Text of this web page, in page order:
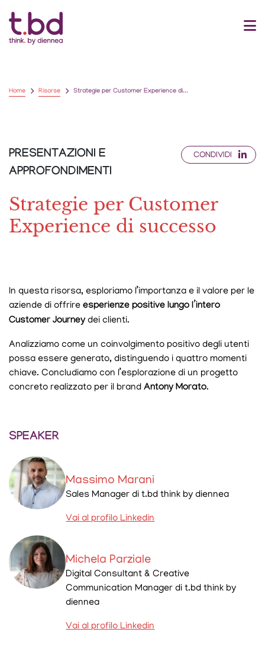
Home Risorse Strategie per Customer Experience di...
PRESENTAZIONI E
APPROFONDIMENTI
CONDIVIDI
Strategie per Customer
Experience di successo
In questa risorsa, esploriamo l’importanza e il valore per le
aziende di offrire esperienze positive lungo l’intero
Customer Journey dei clienti.
Analizziamo come un coinvolgimento positivo degli utenti
possa essere generato, distinguendo i quattro momenti
chiave. Concludiamo con l’esplorazione di un progetto
concreto realizzato per il brand Antony Morato.
SPEAKER
Massimo Marani
Sales Manager di t.bd think by diennea
Vai al profilo Linkedin
Michela Parziale
Digital Consultant & Creative
Communication Manager di t.bd think by
diennea
Vai al profilo Linkedin